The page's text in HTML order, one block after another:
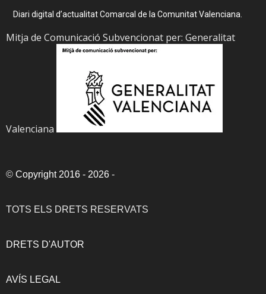
Diari digital d’actualitat Comarcal de la Comunitat Valenciana.
Mitja de Comunicació Subvencionat per: Generalitat
Valenciana
© Copyright 2016 - 2026 -
TOTS ELS DRETS RESERVATS
DRETS D'AUTOR
AVÍS LEGAL